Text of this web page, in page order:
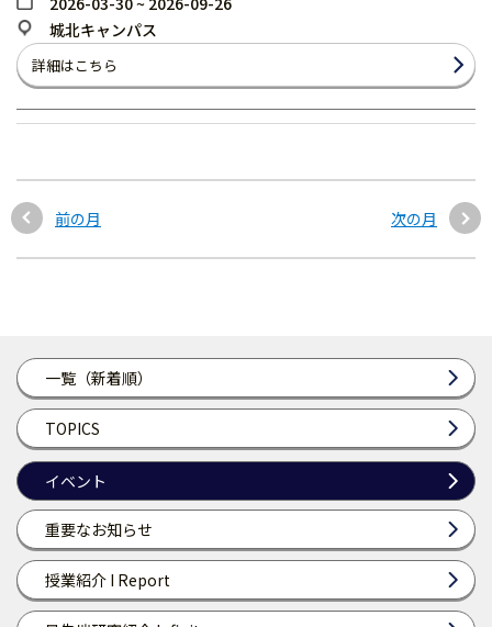
一覧（新着順）
TOPICS
イベント
重要なお知らせ
授業紹介 I Report
城北キャンパス
詳細はこちら
前の月 次の月